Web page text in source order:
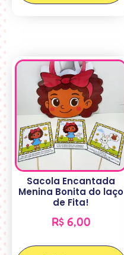
Sacola Encantada
Menina Bonita do laço
de Fita!
R$6,00